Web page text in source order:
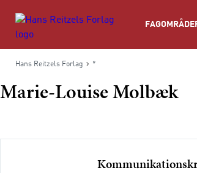
Hans Reitzels Forlag *
Marie-Louise Molbæk